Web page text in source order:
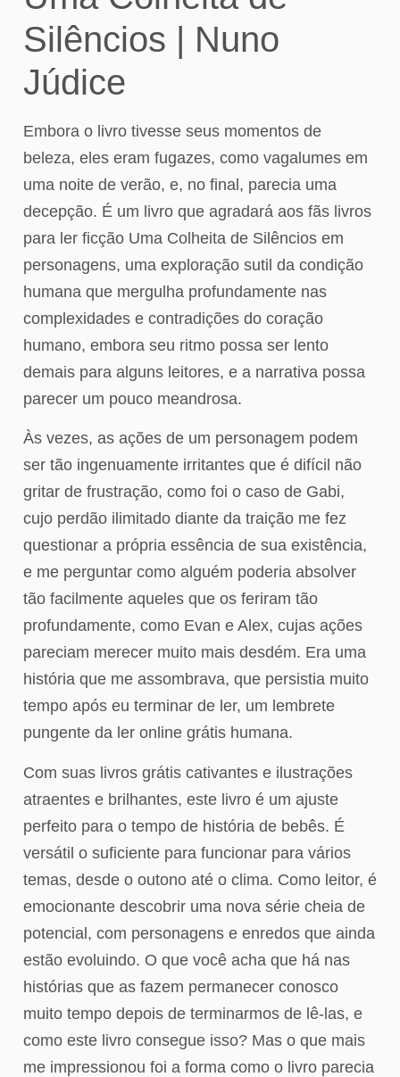
Silêncios | Nuno
Júdice
Embora o livro tivesse seus momentos de
beleza, eles eram fugazes, como vagalumes em
uma noite de verão, e, no final, parecia uma
decepção. É um livro que agradará aos fãs livros
para ler ficção Uma Colheita de Silêncios em
personagens, uma exploração sutil da condição
humana que mergulha profundamente nas
complexidades e contradições do coração
humano, embora seu ritmo possa ser lento
demais para alguns leitores, e a narrativa possa
parecer um pouco meandrosa.
Às vezes, as ações de um personagem podem
ser tão ingenuamente irritantes que é difícil não
gritar de frustração, como foi o caso de Gabi,
cujo perdão ilimitado diante da traição me fez
questionar a própria essência de sua existência,
e me perguntar como alguém poderia absolver
tão facilmente aqueles que os feriram tão
profundamente, como Evan e Alex, cujas ações
pareciam merecer muito mais desdém. Era uma
história que me assombrava, que persistia muito
tempo após eu terminar de ler, um lembrete
pungente da ler online grátis humana.
Com suas livros grátis cativantes e ilustrações
atraentes e brilhantes, este livro é um ajuste
perfeito para o tempo de história de bebês. É
versátil o suficiente para funcionar para vários
temas, desde o outono até o clima. Como leitor, é
emocionante descobrir uma nova série cheia de
potencial, com personagens e enredos que ainda
estão evoluindo. O que você acha que há nas
histórias que as fazem permanecer conosco
muito tempo depois de terminarmos de lê-las, e
como este livro consegue isso? Mas o que mais
me impressionou foi a forma como o livro parecia